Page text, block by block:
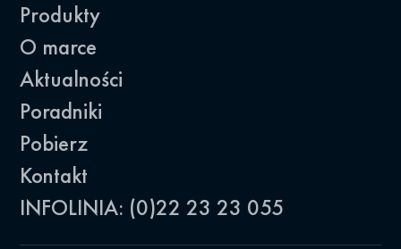
Produkty
O marce
Aktualności
Poradniki
Pobierz
Kontakt
INFOLINIA: (0)22 23 23 055